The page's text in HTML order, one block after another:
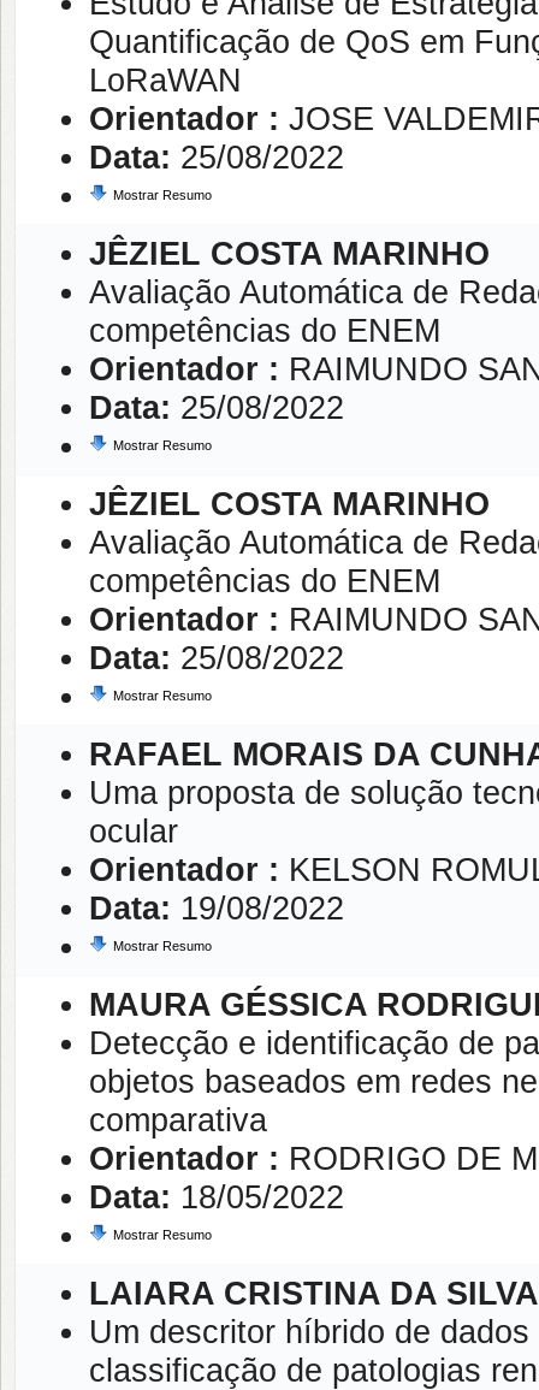
Quantificação de QoS em
LoRaWAN
Orientador : JOSE
Data: 25/08/2022
Mostrar Resumo
JÊZIEL COSTA MARINHO
Avaliação Automática de
competências do ENEM
Orientador : RAIMUNDO
Data: 25/08/2022
Mostrar Resumo
JÊZIEL COSTA MARINHO
Avaliação Automática de
competências do ENEM
Orientador : RAIMUNDO
Data: 25/08/2022
Mostrar Resumo
RAFAEL MORAIS DA
Uma proposta de solução
ocular
Orientador : KELSON
Data: 19/08/2022
Mostrar Resumo
MAURA GÉSSICA
Detecção e identificação de
objetos baseados em redes
comparativa
Orientador : RODRIGO DE
Data: 18/05/2022
Mostrar Resumo
LAIARA CRISTINA DA SILVA
Um descritor híbrido de
classificação de patologias